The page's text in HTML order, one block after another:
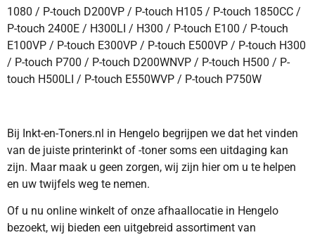
1080 / P-touch D200VP / P-touch H105 / P-touch 1850CC /
P-touch 2400E / H300LI / H300 / P-touch E100 / P-touch
E100VP / P-touch E300VP / P-touch E500VP / P-touch H300
/ P-touch P700 / P-touch D200WNVP / P-touch H500 / P-
touch H500LI / P-touch E550WVP / P-touch P750W
Bij Inkt-en-Toners.nl in Hengelo begrijpen we dat het vinden
van de juiste printerinkt of -toner soms een uitdaging kan
zijn. Maar maak u geen zorgen, wij zijn hier om u te helpen
en uw twijfels weg te nemen.
Of u nu online winkelt of onze afhaallocatie in Hengelo
bezoekt, wij bieden een uitgebreid assortiment van